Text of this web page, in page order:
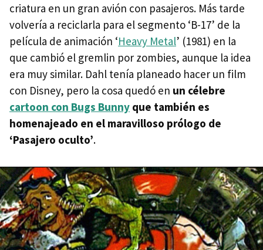
criatura en un gran avión con pasajeros. Más tarde
volvería a reciclarla para el segmento ‘B-17’ de la
película de animación ‘Heavy Metal’ (1981) en la
que cambió el gremlin por zombies, aunque la idea
era muy similar. Dahl tenía planeado hacer un film
con Disney, pero la cosa quedó en un célebre
cartoon con Bugs Bunny que también es
homenajeado en el maravilloso prólogo de
‘Pasajero oculto’.